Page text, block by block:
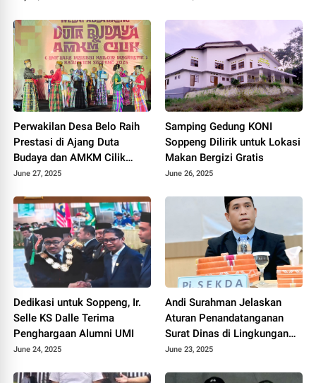
Perwakilan Desa Belo Raih
Prestasi di Ajang Duta
Budaya dan AMKM Cilik
Kabupaten Soppeng 2025
June 27, 2025
Samping Gedung KONI
Soppeng Dilirik untuk Lokasi
Makan Bergizi Gratis
June 26, 2025
Dedikasi untuk Soppeng, Ir.
Selle KS Dalle Terima
Penghargaan Alumni UMI
June 24, 2025
Andi Surahman Jelaskan
Aturan Penandatanganan
Surat Dinas di Lingkungan
Pemkab Soppeng
June 23, 2025